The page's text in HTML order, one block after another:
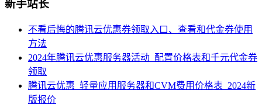
新手站长
不看后悔的腾讯云优惠券领取入口、查看和代金券使用
方法
2024年腾讯云优惠服务器活动_配置价格表和千元代金券
领取
腾讯云优惠_轻量应用服务器和CVM费用价格表_2024新
版报价